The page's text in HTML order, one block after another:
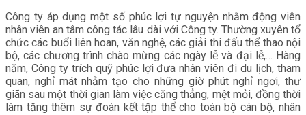
Công ty áp dụng một số phúc lợi tự nguyện nhằm động viên
nhân viên an tâm công tác lâu dài với Công ty. Thường xuyên tổ
chức các buổi liên hoan, văn nghệ, các giải thi đấu thể thao nội
bộ, các chương trình chào mừng các ngày lễ và đại lễ,… Hàng
năm, Công ty trích quỹ phúc lợi đưa nhân viên đi du lịch, tham
quan, nghỉ mát nhằm tạo cho những giờ phút nghỉ ngơi, thư
giãn sau một thời gian làm việc căng thẳng, mệt mỏi, đồng thời
làm tăng thêm sự đoàn kết tập thể cho toàn bộ cán bộ, nhân